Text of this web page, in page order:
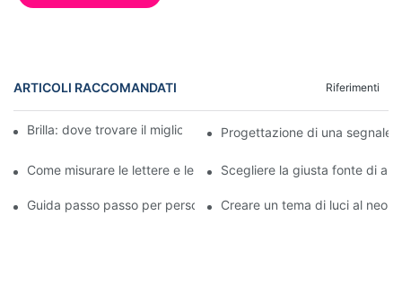
ARTICOLI RACCOMANDATI Riferimenti
Brilla: dove trovare il miglior fornitore di insegne al neon
Progettazione di una
Come misurare le lettere e le insegne a LED in acrilico
Scegliere la giusta fonte di
Guida passo passo per personalizzare le insegne luminose a
Creare un tema di luci al